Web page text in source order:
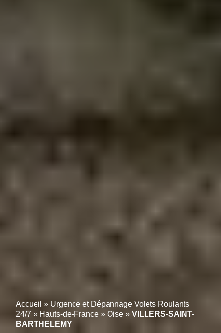
Accueil » Urgence et Dépannage Volets Roulants
24/7 » Hauts-de-France » Oise » VILLERS-SAINT-
BARTHELEMY